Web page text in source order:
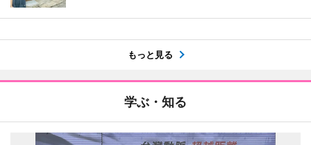
もっと見る
学ぶ・知る